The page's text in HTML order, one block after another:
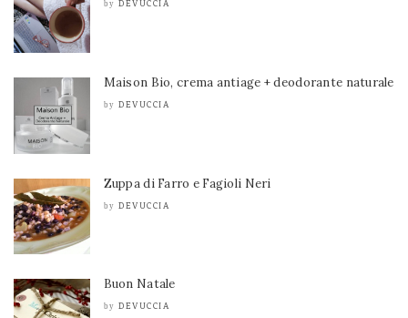
by DEVUCCIA
Maison Bio, crema antiage + deodorante naturale
by DEVUCCIA
Zuppa di Farro e Fagioli Neri
by DEVUCCIA
Buon Natale
by DEVUCCIA